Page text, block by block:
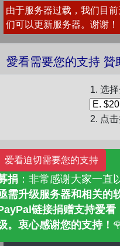
由于服务器过载，我们目
们可以更新服务器。谢谢！
要您的支持 贊助、
1. 选
2. 点
爱看迫切需要您的支持
捐 ：非常感谢大家一直
需升级服务器和相关的
链接捐赠支持爱看
。衷心感谢您的支持！